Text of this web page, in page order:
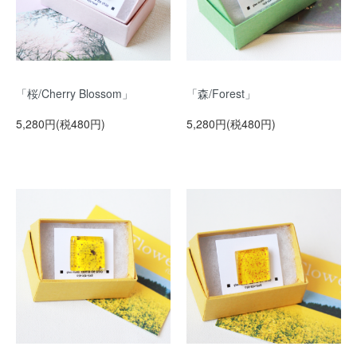
「桜/Cherry Blossom」
5,280円(税480円)
「森/Forest」
5,280円(税480円)